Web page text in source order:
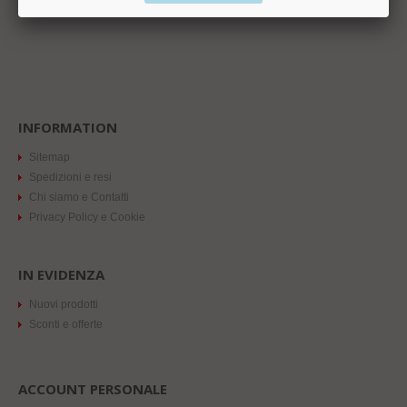
INFORMATION
Sitemap
Spedizioni e resi
Chi siamo e Contatti
Privacy Policy e Cookie
IN EVIDENZA
Nuovi prodotti
Sconti e offerte
ACCOUNT PERSONALE